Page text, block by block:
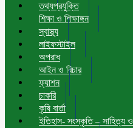
তথ্যপ্রযুক্তি
শিক্ষা ও শিক্ষাঙ্গন
স্বাস্থ্য
লাইফস্টাইল
অপরাধ
আইন ও বিচার
ফ্যাশন
চাকরি
কৃষি বার্তা
ইতিহাস- সংস্কৃতি – সাহিত্য ও